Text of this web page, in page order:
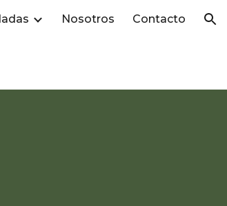
Nosotros Contacto